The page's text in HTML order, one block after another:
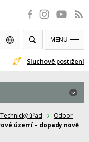
Sluchově postižení
MENU
Technický úřad
Odbor
území – dopady nově